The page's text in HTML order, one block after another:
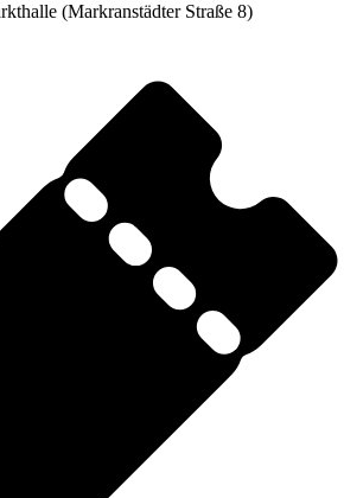
(Markranstädter Straße 8)